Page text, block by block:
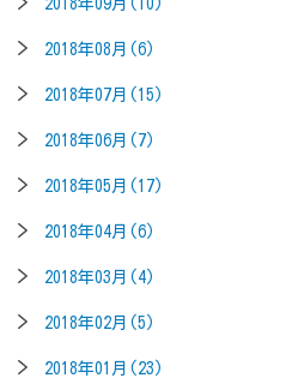
2018年09月(10)
2018年08月(6)
2018年07月(15)
2018年06月(7)
2018年05月(17)
2018年04月(6)
2018年03月(4)
2018年02月(5)
2018年01月(23)